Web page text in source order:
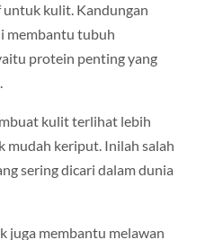
kulit. Kandungan
membantu tubuh
protein penting yang
kulit terlihat lebih
mudah keriput. Inilah salah
sering dicari dalam dunia
juga membantu melawan